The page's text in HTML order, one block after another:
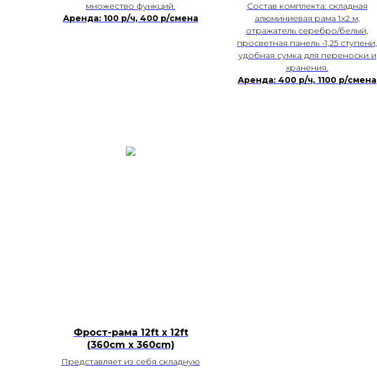
множество функций.
Аренда: 100 р/ч, 400 р/смена
Состав комплекта: складная
алюминиевая рама 1х2 м,
отражатель серебро/белый,
просветная панель -1,25 ступени,
удобная сумка для переноски и
хранения.
Аренда: 400 р/ч, 1100 р/смена
Фрост-рама 12ft x 12ft
(360cm х 360cm)
Представляет из себя складную